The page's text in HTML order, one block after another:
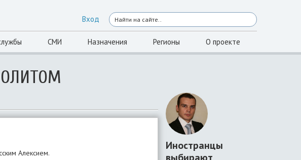
Вход
СМИ Назначения Регионы О проекте
Алексием.
Иностранцы
выбирают